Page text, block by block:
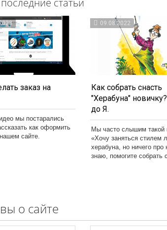
статьи
заказ на
мы постарались
как оформить
сайте.
09.08.2022
Как собрать снасть
"Херабуна"
до Я.
Мы часто слышим такой
«Хочу заняться стилем
херабуна, но ничего про
знаю, помогите собрать
о сайте